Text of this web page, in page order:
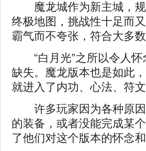
魔龙城作为新主城，规
终极地图，挑战性十足而
霸气而不夸张，符合大多数
“白月光”之所以令人怀
缺失。魔龙版本也是如此
就进入了内功、心法、符
许多玩家因为各种原因
的装备，或者没能完成某
了他们对这个版本的怀念和